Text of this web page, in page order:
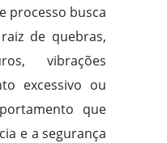
processo busca
de quebras,
vibrações
excessivo ou
que
e a segurança